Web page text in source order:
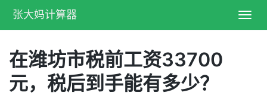
张大妈计算器
在潍坊市税前工资33700
元，税后到手能有多少？